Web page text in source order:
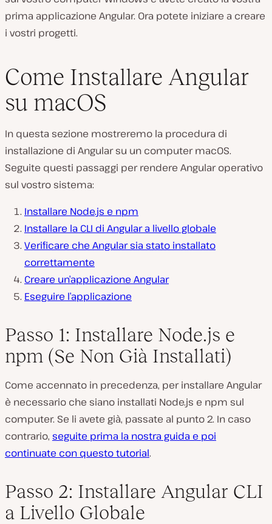
prima applicazione Angular. Ora potete iniziare a creare
i vostri progetti.
Come Installare Angular
su macOS
In questa sezione mostreremo la procedura di
installazione di Angular su un computer macOS.
Seguite questi passaggi per rendere Angular operativo
sul vostro sistema:
Installare Node.js e npm
Installare la CLI di Angular a livello globale
Verificare che Angular sia stato installato
correttamente
Creare un’applicazione Angular
Eseguire l’applicazione
Passo 1: Installare Node.js e
npm (Se Non Già Installati)
Come accennato in precedenza, per installare Angular
è necessario che siano installati Node.js e npm sul
computer. Se li avete già, passate al punto 2. In caso
contrario, seguite prima la nostra guida e poi
continuate con questo tutorial.
Passo 2: Installare Angular CLI
a Livello Globale